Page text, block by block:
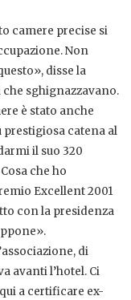
camere precise si
Non
disse la
sghignazzavano.
è stato anche
prestigiosa catena al
il suo 320
che ho
Excellent 2001
con la presidenza
di
avanti l’hotel. Ci
a certificare ex-